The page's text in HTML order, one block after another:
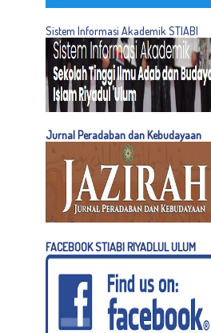
Sistem Informasi Akademik STIABI
Jurnal Peradaban dan Kebudayaan
FACEBOOK STIABI RIYADLUL ULUM